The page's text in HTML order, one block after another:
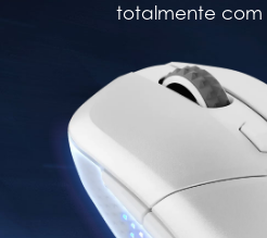
totalmente com